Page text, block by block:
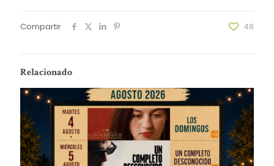
Compartir 48
Relacionado